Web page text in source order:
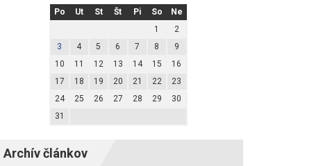
Po
Ut St Št Pi So
Ne
1
2
3
4 5 6 7 8
9
10
11 12 13 14 15
16
17
18 19 20 21 22
23
24
25 26 27 28 29
30
31
Archív článkov